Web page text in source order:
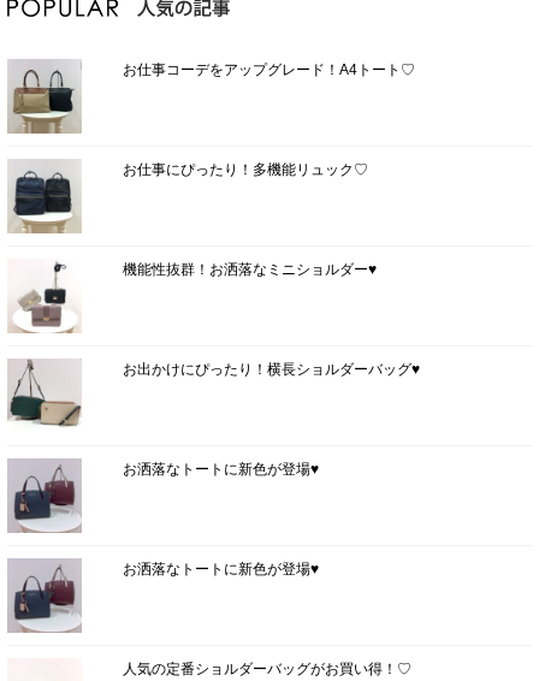
お仕事コーデをアップグレード！A4トート♡
お仕事にぴったり！多機能リュック♡
機能性抜群！お洒落なミニショルダー♥
お出かけにぴったり！横長ショルダーバッグ♥
お洒落なトートに新色が登場♥
お洒落なトートに新色が登場♥
人気の定番ショルダーバッグがお買い得！♡